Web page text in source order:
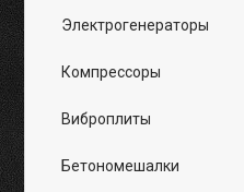
Электрогенераторы
Компрессоры
Виброплиты
Бетономешалки